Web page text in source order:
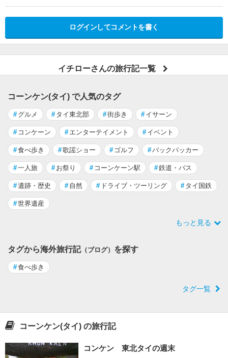
ログインしてコメントを書く
イチローさんの旅行記一覧
コーンケン(タイ) で人気のタグ
# グルメ # タイ東北部 #街歩き # イサーン
# コンケーン # エンターテイメント # イベント
#食べ歩き #歌謡ショー # ゴルフ #バックパッカー
#一人旅 # お祭り # コーンケーン駅 #鉄道・バス
#遺跡・歴史 # 自然 # ドライブ・ツーリング # タイ国鉄
#世界遺産
もっと見る
タグから海外旅行記（ブログ） を探す
#食べ歩き
タグ一覧
コーンケン(タイ) の旅行記
コンケン 東北タイの週末